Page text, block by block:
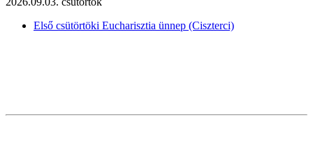
Első csütörtöki Eucharisztia ünnep (Ciszterci)